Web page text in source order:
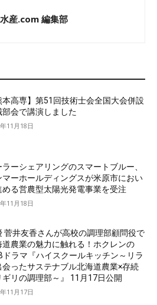
産.com 編集部
本高専】第51回技術士会全国大会併設
部会で講演しました
11月18日
ラーシェアリングのスマートブルー、
マーホールディングスが米原市におい
める営農型太陽光発電事業を受注
11月18日
菅井友香さんが高校の調理部顧問役で
道農業の魅力に触れる！ホクレンの
ドラマ『ハイスクールキッチン～リラ
会ったサステナブル北海道農業×存続
ギリの調理部～』 11月17日公開
11月17日